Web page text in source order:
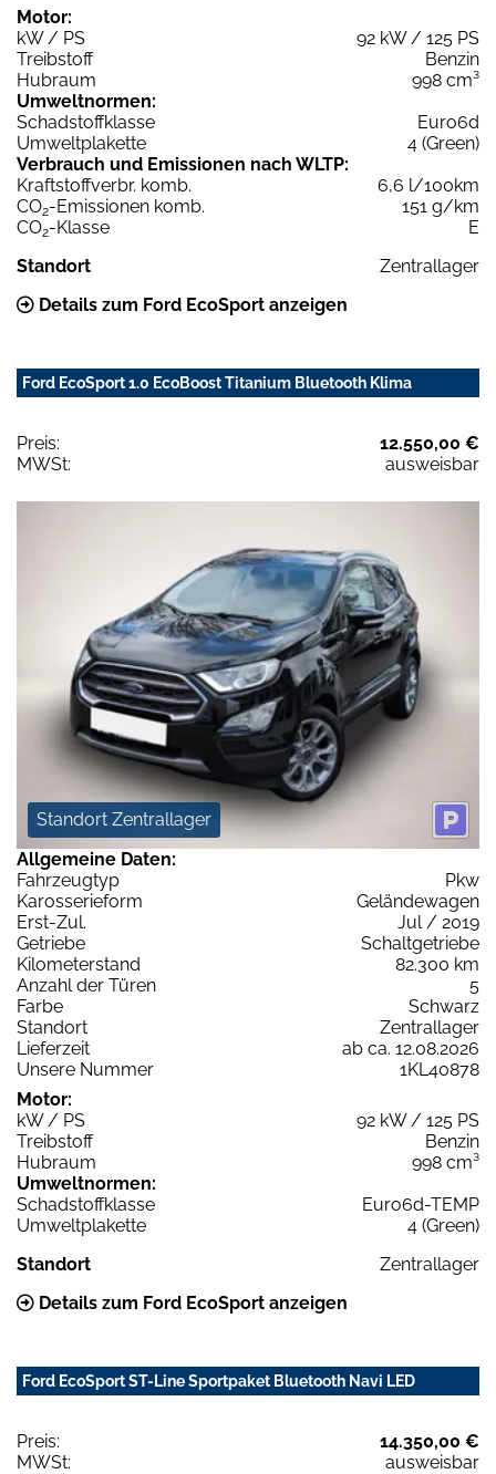
Motor:
kW / PS
92 kW / 125 PS
Treibstoff
Benzin
Hubraum
998 cm³
Umweltnormen:
Schadstoffklasse
Euro6d
Umweltplakette
4 (Green)
Verbrauch und Emissionen nach WLTP:
Kraftstoffverbr. komb.
6,6 l/100km
CO2-Emissionen komb.
151 g/km
CO2-Klasse
E
Standort
Zentrallager
Details zum Ford EcoSport anzeigen
Ford EcoSport 1.0 EcoBoost Titanium Bluetooth Klima
Preis:
12.550,00 €
MWSt:
ausweisbar
Standort Zentrallager
Allgemeine Daten:
Fahrzeugtyp
Pkw
Karosserieform
Geländewagen
Erst-Zul.
Jul / 2019
Getriebe
Schaltgetriebe
Kilometerstand
82.300 km
Anzahl der Türen
5
Farbe
Schwarz
Standort
Zentrallager
Lieferzeit
ab ca. 12.08.2026
Unsere Nummer
1KL40878
Motor:
kW / PS
92 kW / 125 PS
Treibstoff
Benzin
Hubraum
998 cm³
Umweltnormen:
Schadstoffklasse
Euro6d-TEMP
Umweltplakette
4 (Green)
Standort
Zentrallager
Details zum Ford EcoSport anzeigen
Ford EcoSport ST-Line Sportpaket Bluetooth Navi LED
Preis:
14.350,00 €
MWSt:
ausweisbar